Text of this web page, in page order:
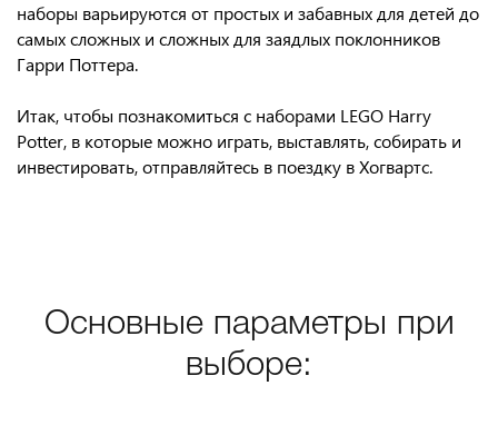
наборы варьируются от простых и забавных для детей до
самых сложных и сложных для заядлых поклонников
Гарри Поттера.
Итак, чтобы познакомиться с наборами LEGO Harry
Potter, в которые можно играть, выставлять, собирать и
инвестировать, отправляйтесь в поездку в Хогвартс.
Основные параметры при
выборе: